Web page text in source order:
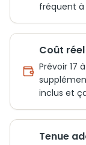
fréquent à
Coût
Prévoir 17
inclus et
Tenue